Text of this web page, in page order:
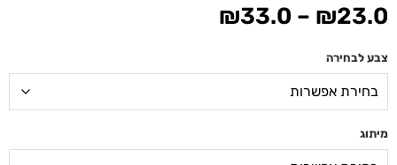
₪23.0
–
₪33.0
צבע לבחירה
מיתוג